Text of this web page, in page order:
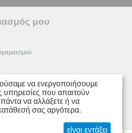
μου
να ενεργοποιήσουμε
υπηρεσίες που απαιτούν
να αλλάξετε ή να
σας αργότερα.
είναι εντάξει